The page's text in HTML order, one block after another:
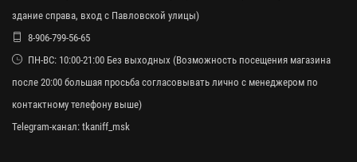
здание справа, вход с Павловской улицы)
8-906-799-56-65
ПН-ВС: 10:00-21:00 Без выходных (Возможность посещения магазина
после 20:00 большая просьба согласовывать лично с менеджером по
контактному телефону выше)
Telegram-канал: tkaniff_msk